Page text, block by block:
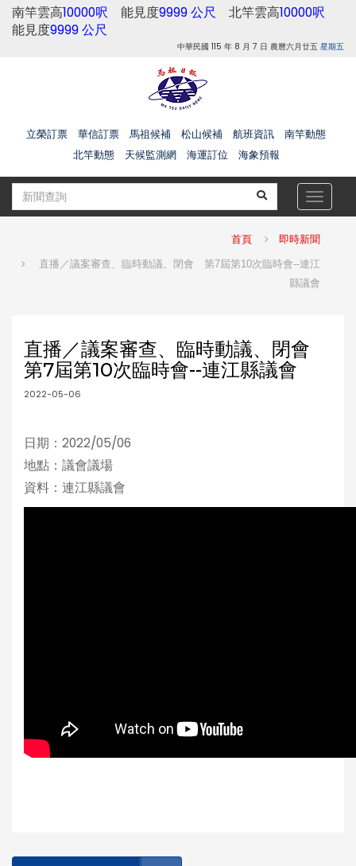
南竿雲高10000呎 能見度9999 公尺 北竿雲高10000呎
能見度9999 公尺
中華民國 115 年 8 月 7 日 農曆六月廿五 星期五
立榮訂票 華信訂票 馬祖候補 松山候補 航班資訊
南竿動態
北竿動態
天候監測網 海運訂位 海象預報
Toggle
首頁 即時新聞
直播／議案審查、臨時動議、閉會 第7屆第10次臨時會--連江
縣議會
直播／議案審查、臨時動議、閉會
第7屆第10次臨時會--連江縣議會
2022-05-06
日期：2022/05/06
地點：議會議場
資料：連江縣議會